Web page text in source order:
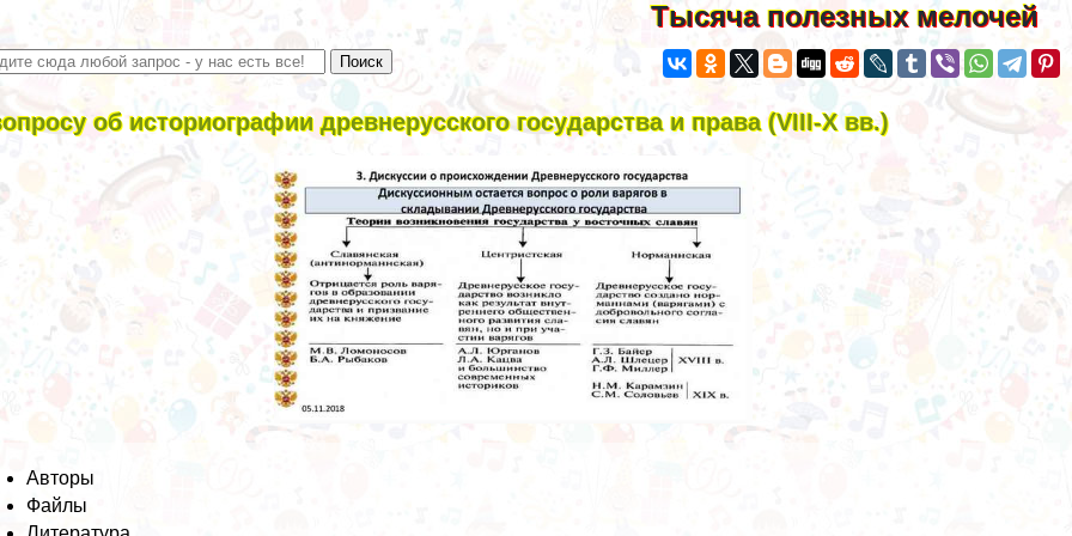
Тысяча полезных мелочей
об историографии древнерусского государства и права (VIII-X вв.)
Авторы
Файлы